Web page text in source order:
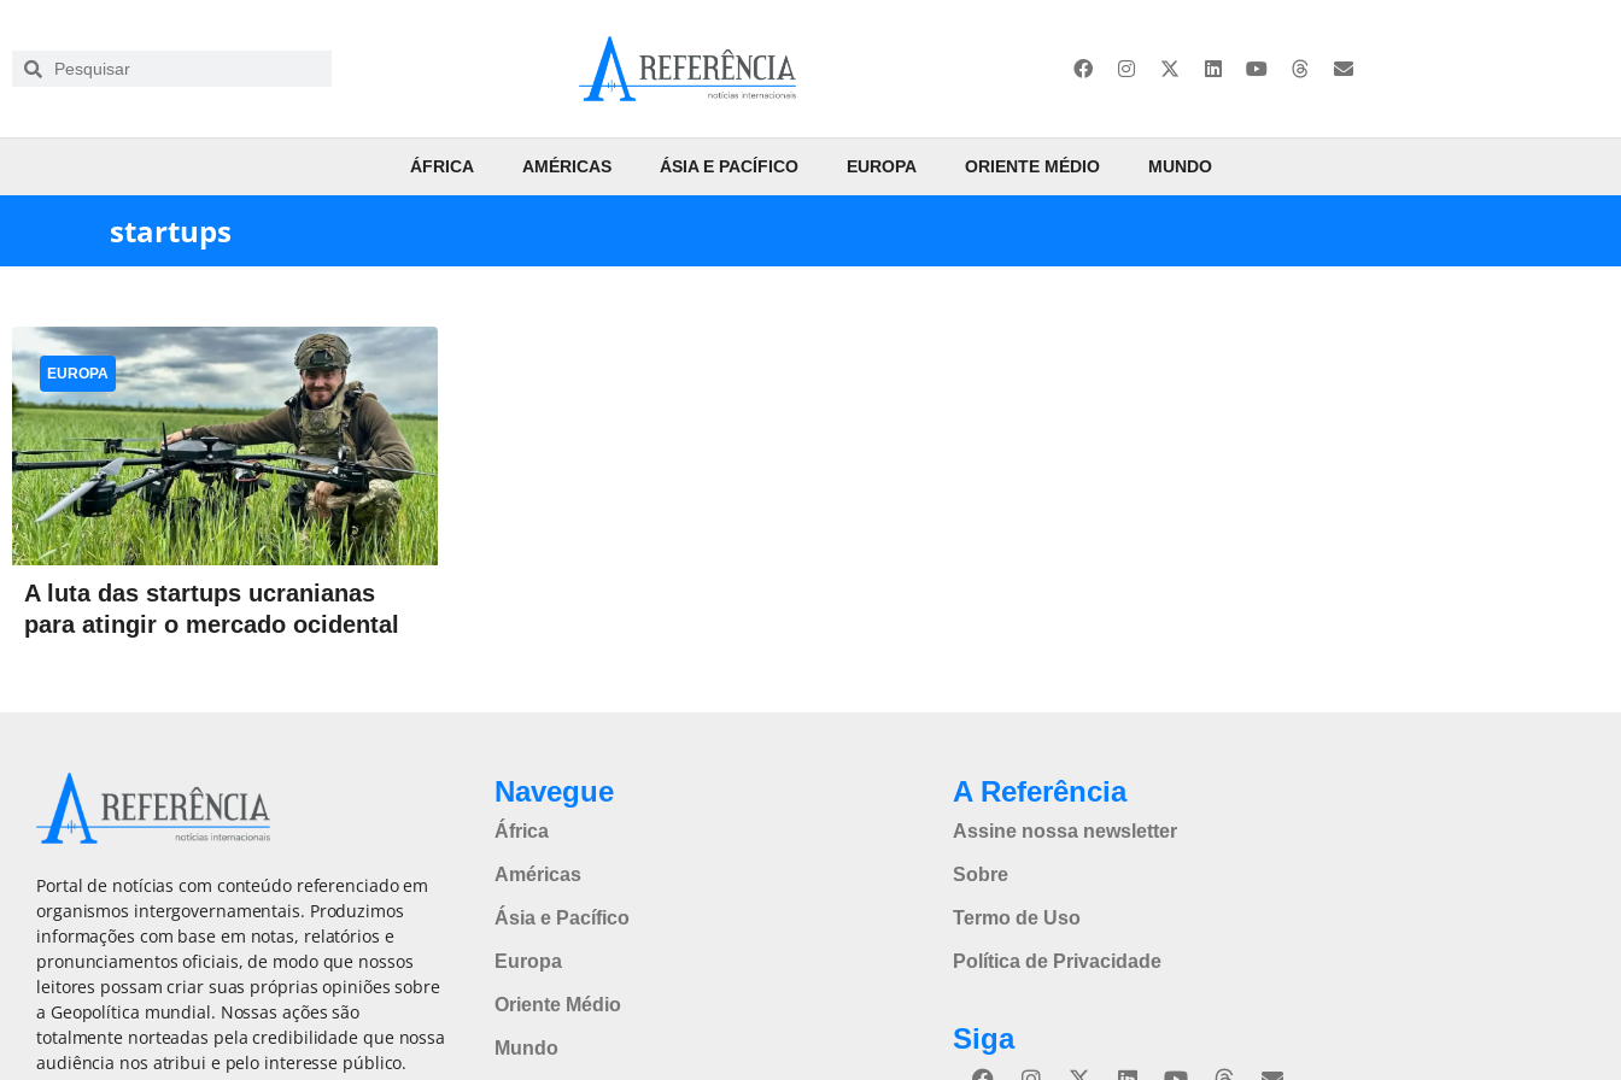
ÁFRICA AMÉRICAS ÁSIA E PACÍFICO EUROPA ORIENTE MÉDIO MUNDO
startups
A luta das startups ucranianas
para atingir o mercado ocidental
EUROPA
Portal de notícias com conteúdo referenciado em
organismos intergovernamentais. Produzimos
informações com base em notas, relatórios e
pronunciamentos oficiais, de modo que nossos
leitores possam criar suas próprias opiniões sobre
a Geopolítica mundial. Nossas ações são
totalmente norteadas pela credibilidade que nossa
audiência nos atribui e pelo interesse público.
Navegue
África
Américas
Ásia e Pacífico
Europa
Oriente Médio
Mundo
A Referência
Assine nossa newsletter
Sobre
Termo de Uso
Política de Privacidade
Siga